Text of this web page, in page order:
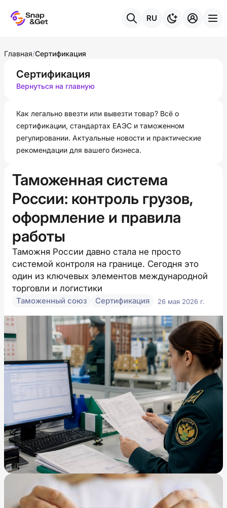
RU
Главная/Сертификация
Сертификация
Вернуться на главную
Как легально ввезти или вывезти товар? Всё о
сертификации, стандартах ЕАЭС и таможенном
регулировании. Актуальные новости и практические
рекомендации для вашего бизнеса.
Таможенная система
России: контроль грузов,
оформление и правила
работы
Таможня России давно стала не просто
системой контроля на границе. Сегодня это
один из ключевых элементов международной
торговли и логистики
Таможенный союз Сертификация 26 мая 2026 г.